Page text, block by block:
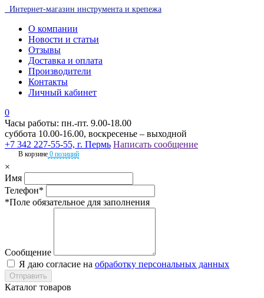
Интернет-магазин инструмента и крепежа
О компании
Новости и статьи
Отзывы
Доставка и оплата
Производители
Контакты
Личный кабинет
0
Часы работы: пн.-пт. 9.00-18.00
суббота 10.00-16.00, воскресенье – выходной
+7 342 227-55-55, г. Пермь Написать сообщение
В корзине 0 позиций
×
Имя
Телефон*
*Поле обязательное для заполнения
Сообщение
Я даю согласие на обработку персональных данных
Каталог товаров